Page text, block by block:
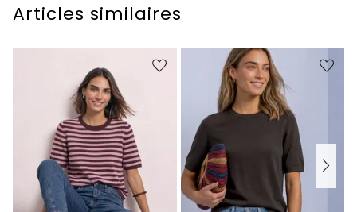
Articles similaires